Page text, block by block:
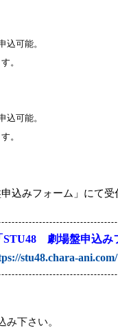
込可能。
。
込可能。
。
込みフォーム 」 にて受
STU48 劇場盤申込み
stu48.chara-ani.com/
下さい。